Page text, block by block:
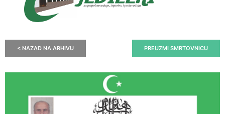
< NAZAD NA ARHIVU PREUZMI SMRTOVNICU